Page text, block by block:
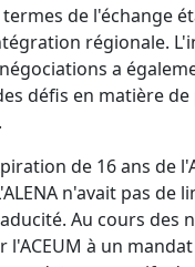
de l'échange
régionale.
a
défis en matière
de 16 ans de
n'avait pas de
Au cours des
à un